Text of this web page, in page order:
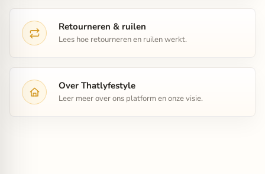
Retourneren & ruilen
Lees hoe retourneren en ruilen werkt.
Over Thatlyfestyle
Leer meer over ons platform en onze visie.